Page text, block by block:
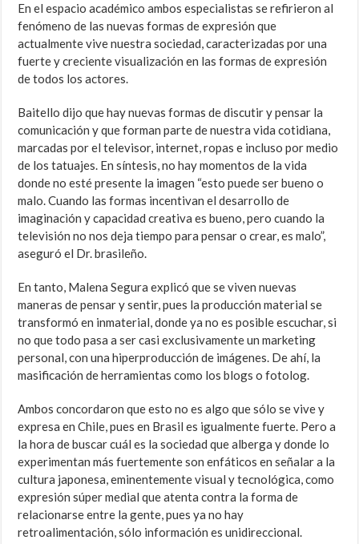
En el espacio académico ambos especialistas se refirieron al
fenómeno de las nuevas formas de expresión que
actualmente vive nuestra sociedad, caracterizadas por una
fuerte y creciente visualización en las formas de expresión
de todos los actores.
Baitello dijo que hay nuevas formas de discutir y pensar la
comunicación y que forman parte de nuestra vida cotidiana,
marcadas por el televisor, internet, ropas e incluso por medio
de los tatuajes. En síntesis, no hay momentos de la vida
donde no esté presente la imagen “esto puede ser bueno o
malo. Cuando las formas incentivan el desarrollo de
imaginación y capacidad creativa es bueno, pero cuando la
televisión no nos deja tiempo para pensar o crear, es malo”,
aseguró el Dr. brasileño.
En tanto, Malena Segura explicó que se viven nuevas
maneras de pensar y sentir, pues la producción material se
transformó en inmaterial, donde ya no es posible escuchar, si
no que todo pasa a ser casi exclusivamente un marketing
personal, con una hiperproducción de imágenes. De ahí, la
masificación de herramientas como los blogs o fotolog.
Ambos concordaron que esto no es algo que sólo se vive y
expresa en Chile, pues en Brasil es igualmente fuerte. Pero a
la hora de buscar cuál es la sociedad que alberga y donde lo
experimentan más fuertemente son enfáticos en señalar a la
cultura japonesa, eminentemente visual y tecnológica, como
expresión súper medial que atenta contra la forma de
relacionarse entre la gente, pues ya no hay
retroalimentación, sólo información es unidireccional.